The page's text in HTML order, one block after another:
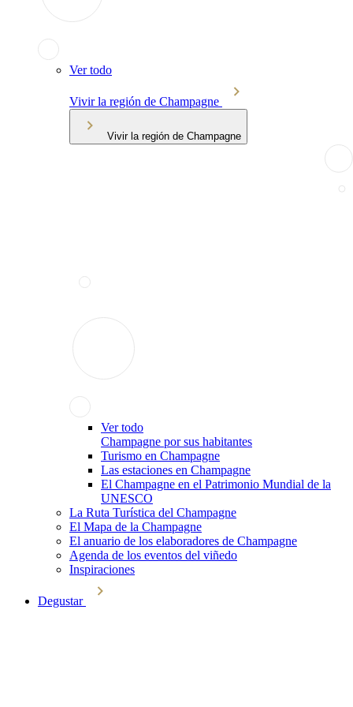
Ver todo
Vivir la región de Champagne
Vivir la región de Champagne
Ver todo
Champagne por sus habitantes
Turismo en Champagne
Las estaciones en Champagne
El Champagne en el Patrimonio Mundial de la
UNESCO
La Ruta Turística del Champagne
El Mapa de la Champagne
El anuario de los elaboradores de Champagne
Agenda de los eventos del viñedo
Inspiraciones
Degustar